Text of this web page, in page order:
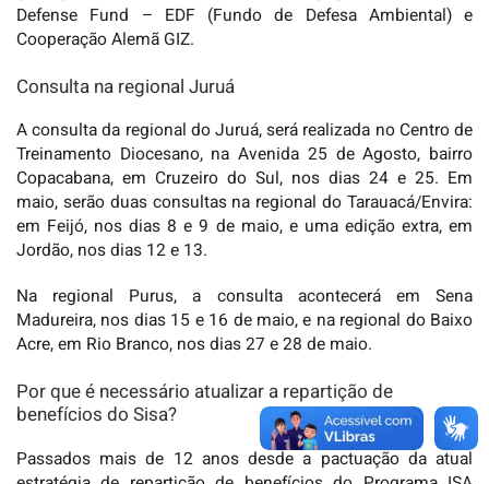
Defense Fund – EDF (Fundo de Defesa Ambiental) e
Cooperação Alemã GIZ.
Consulta na regional Juruá
A consulta da regional do Juruá, será realizada no Centro de
Treinamento Diocesano, na Avenida 25 de Agosto, bairro
Copacabana, em Cruzeiro do Sul, nos dias 24 e 25. Em
maio, serão duas consultas na regional do Tarauacá/Envira:
em Feijó, nos dias 8 e 9 de maio, e uma edição extra, em
Jordão, nos dias 12 e 13.
Na regional Purus, a consulta acontecerá em Sena
Madureira, nos dias 15 e 16 de maio, e na regional do Baixo
Acre, em Rio Branco, nos dias 27 e 28 de maio.
Por que é necessário atualizar a repartição de
benefícios do Sisa?
Passados mais de 12 anos desde a pactuação da atual